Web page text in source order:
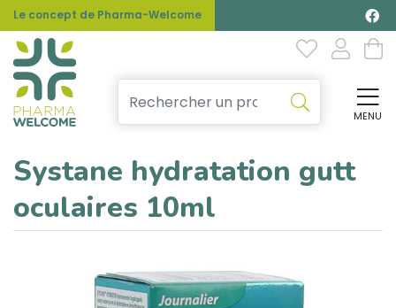
Le concept de Pharma-Welcome
MENU
Systane hydratation gutt
oculaires 10ml